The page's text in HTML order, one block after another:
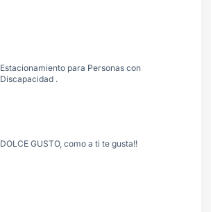
Estacionamiento para Personas con
Discapacidad .
DOLCE GUSTO, como a ti te gusta!!